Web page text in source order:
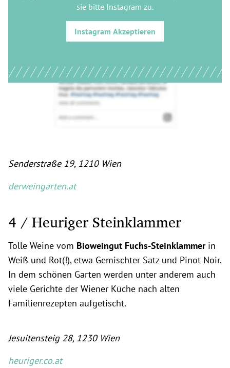
sie bitte Instagram zu.
Instagram Akzeptieren
Senderstraße 19, 1210 Wien
derweingarten.at
4 / Heuriger Steinklammer
Tolle Weine vom Bioweingut Fuchs-Steinklammerin
Weiß und Rot(!), etwa Gemischter Satz und Pinot Noir.
In dem schönen Garten werden unter anderem auch
viele Gerichte der Wiener Küche nach alten
Familienrezepten aufgetischt.
Jesuitensteig 28, 1230 Wien
heuriger.co.at